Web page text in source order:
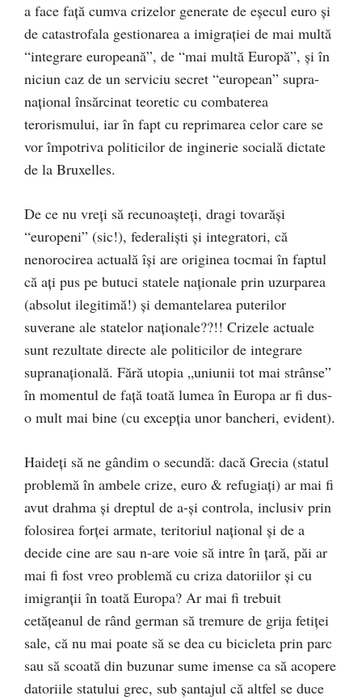
a face față cumva crizelor generate de eșecul euro și
de catastrofala gestionarea a imigrației de mai multă
“integrare europeană”, de “mai multă Europă”, și în
niciun caz de un serviciu secret “european” supra-
național însărcinat teoretic cu combaterea
terorismului, iar în fapt cu reprimarea celor care se
vor împotriva politicilor de inginerie socială dictate
de la Bruxelles.
De ce nu vreți să recunoașteți, dragi tovarăși
“europeni” (sic!), federaliști și integratori, că
nenorocirea actuală își are originea tocmai în faptul
că ați pus pe butuci statele naționale prin uzurparea
(absolut ilegitimă!) și demantelarea puterilor
suverane ale statelor naționale??!! Crizele actuale
sunt rezultate directe ale politicilor de integrare
supranațională. Fără utopia „uniunii tot mai strânse”
în momentul de față toată lumea în Europa ar fi dus-
o mult mai bine (cu excepția unor bancheri, evident).
Haideți să ne gândim o secundă: dacă Grecia (statul
problemă în ambele crize, euro & refugiați) ar mai fi
avut drahma și dreptul de a-și controla, inclusiv prin
folosirea forței armate, teritoriul național și de a
decide cine are sau n-are voie să intre în țară, păi ar
mai fi fost vreo problemă cu criza datoriilor și cu
imigranții în toată Europa? Ar mai fi trebuit
cetățeanul de rând german să tremure de grija fetiței
sale, că nu mai poate să se dea cu bicicleta prin parc
sau să scoată din buzunar sume imense ca să acopere
datoriile statului grec, sub șantajul că altfel se duce